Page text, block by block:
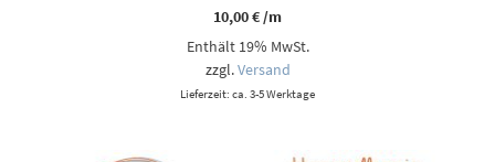
10,00€ /m
Enthält 19% MwSt.
zzgl.Versand
Lieferzeit: ca. 3-5 Werktage